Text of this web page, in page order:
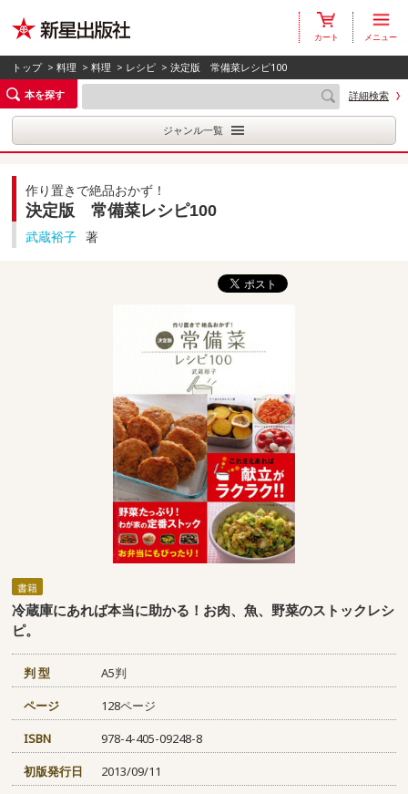
カート メニュー
トップ >料理 >料理 > レシピ > 決定版 常備菜レシピ100
本を探す
詳細検索
ジャンル一覧
作り置きで絶品おかず！
決定版 常備菜レシピ100
武蔵裕子 著
書籍
冷蔵庫にあれば本当に助かる！お肉、魚、野菜のストックレシ
ピ。
判 型
A5判
ページ
128ページ
ISBN
978-4-405-09248-8
初版発行日
2013/09/11